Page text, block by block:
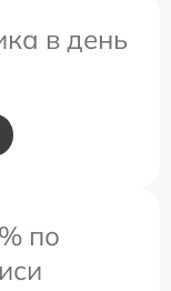
в день
по